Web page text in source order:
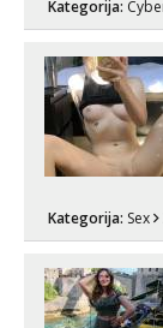
Kategorija:
Kategorija: Sex